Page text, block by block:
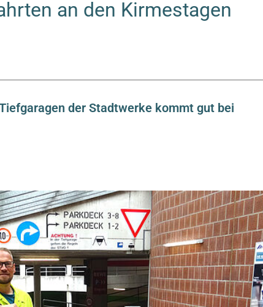
an den Kirmestagen
der Stadtwerke kommt gut bei